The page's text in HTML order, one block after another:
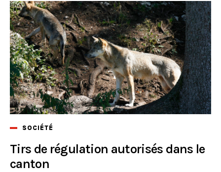
SOCIÉTÉ
Tirs de régulation autorisés dans le
canton